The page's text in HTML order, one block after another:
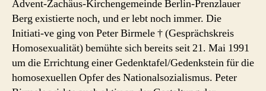
Advent-Zachäus-Kirchengemeinde Berlin-Prenzlauer
Berg existierte noch, und er lebt noch immer. Die
Initiati-ve ging von Peter Birmele † (Gesprächskreis
Homosexualität) bemühte sich bereits seit 21. Mai 1991
um die Errichtung einer Gedenktafel/Gedenkstein für die
homosexuellen Opfer des Nationalsozialismus. Peter